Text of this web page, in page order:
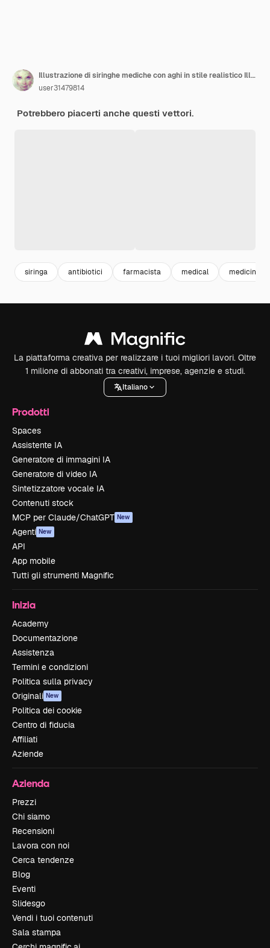
Illustrazione di siringhe mediche con aghi in stile realistico Illustrazione vettoriale EPS 10
user31479814
Potrebbero piacerti anche questi vettori.
siringa antibiotici farmacista medical medicina
La piattaforma creativa per realizzare i tuoi migliori lavori. Oltre
1 milione di abbonati tra creativi, imprese, agenzie e studi.
Italiano
Prodotti
Spaces
Assistente IA
Generatore di immagini IA
Generatore di video IA
Sintetizzatore vocale IA
Contenuti stock
MCP per Claude/ChatGPT New
Agenti New
API
App mobile
Tutti gli strumenti Magnific
Inizia
Academy
Documentazione
Assistenza
Termini e condizioni
Politica sulla privacy
Originali New
Politica dei cookie
Centro di fiducia
Affiliati
Aziende
Azienda
Prezzi
Chi siamo
Recensioni
Lavora con noi
Cerca tendenze
Blog
Eventi
Slidesgo
Vendi i tuoi contenuti
Sala stampa